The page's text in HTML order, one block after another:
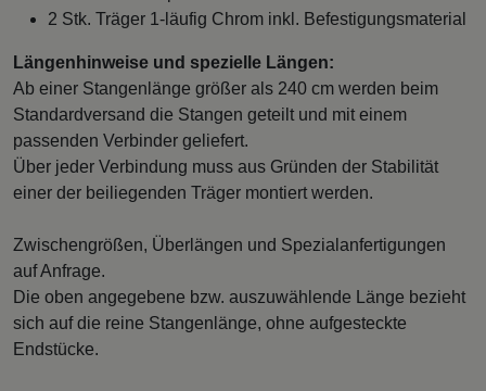
2 Stk. Träger 1-läufig Chrom inkl. Befestigungsmaterial
Längenhinweise und spezielle Längen:
Ab einer Stangenlänge größer als 240 cm werden beim
Standardversand die Stangen geteilt und mit einem
passenden Verbinder geliefert.
Über jeder Verbindung muss aus Gründen der Stabilität
einer der beiliegenden Träger montiert werden.
Zwischengrößen, Überlängen und Spezialanfertigungen
auf Anfrage.
Die oben angegebene bzw. auszuwählende Länge bezieht
sich auf die reine Stangenlänge, ohne aufgesteckte
Endstücke.